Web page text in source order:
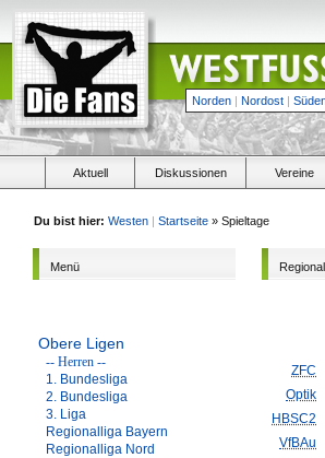
Norden | Nordost |
Aktuell Diskussionen Vereine
Du bist hier: Westen | Startseite » Spieltage
Menü
Obere Ligen
-- Herren --
1. Bundesliga
2. Bundesliga
3. Liga
Regionalliga Bayern
Regionalliga Nord
ZFC
Optik
HBSC2
VfBAu